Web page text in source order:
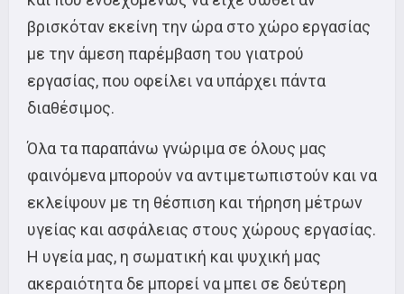
βρισκόταν εκείνη την ώρα στο χώρο εργασίας
με την άμεση παρέμβαση του γιατρού
εργασίας, που οφείλει να υπάρχει πάντα
διαθέσιμος.
Όλα τα παραπάνω γνώριμα σε όλους μας
φαινόμενα μπορούν να αντιμετωπιστούν και να
εκλείψουν με τη θέσπιση και τήρηση μέτρων
υγείας και ασφάλειας στους χώρους εργασίας.
Η υγεία μας, η σωματική και ψυχική μας
ακεραιότητα δε μπορεί να μπει σε δεύτερη